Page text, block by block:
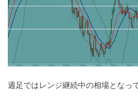
週足ではレンジ継続中の相場となっ